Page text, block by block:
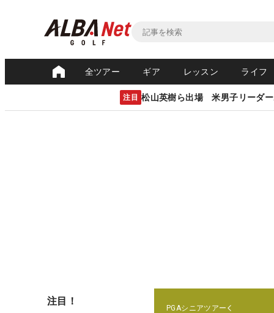
全ツアー ギア レッスン ライフ
注目 松山英樹ら出場 米男子リーダ
注目！
PGAシニアツアー